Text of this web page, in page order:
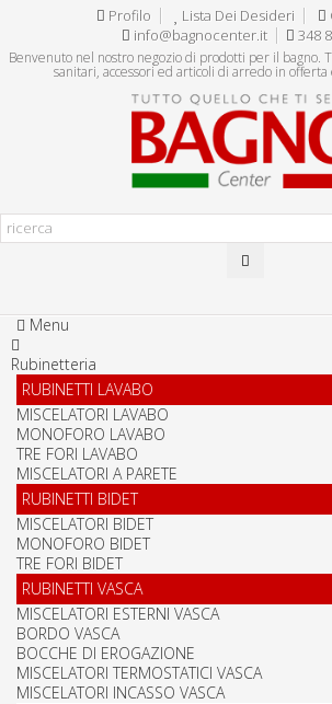
Profilo Lista Dei Desideri
info@bagnocenter.it
348
Benvenuto nel nostro negozio di prodotti per il bagno.
sanitari, accessori ed articoli di arredo in offerta
Menu
Rubinetteria
RUBINETTI LAVABO
MISCELATORI LAVABO
MONOFORO LAVABO
TRE FORI LAVABO
MISCELATORI A PARETE
RUBINETTI BIDET
MISCELATORI BIDET
MONOFORO BIDET
TRE FORI BIDET
RUBINETTI VASCA
MISCELATORI ESTERNI VASCA
BORDO VASCA
BOCCHE DI EROGAZIONE
MISCELATORI TERMOSTATICI VASCA
MISCELATORI INCASSO VASCA